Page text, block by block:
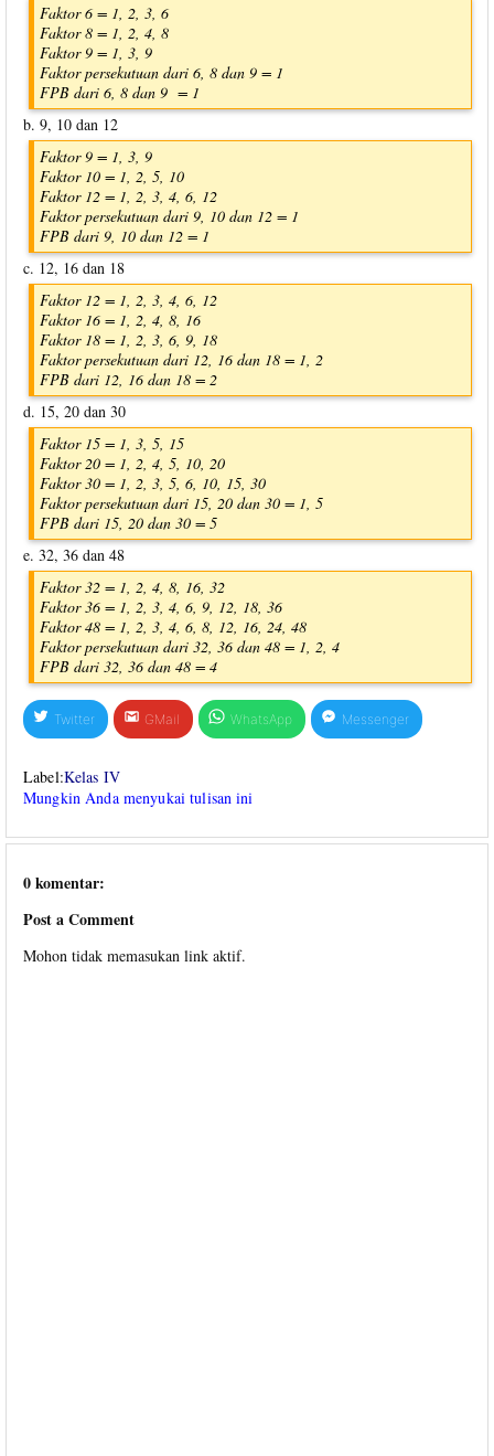
Faktor 6 = 1, 2, 3, 6
Faktor 8 = 1, 2, 4, 8
Faktor 9 = 1, 3, 9
Faktor persekutuan dari 6, 8 dan 9 = 1
FPB dari 6, 8 dan 9 = 1
b. 9, 10 dan 12
Faktor 9 = 1, 3, 9
Faktor 10 = 1, 2, 5, 10
Faktor 12 = 1, 2, 3, 4, 6, 12
Faktor persekutuan dari 9, 10 dan 12 = 1
FPB dari 9, 10 dan 12 = 1
c. 12, 16 dan 18
Faktor 12 = 1, 2, 3, 4, 6, 12
Faktor 16 = 1, 2, 4, 8, 16
Faktor 18 = 1, 2, 3, 6, 9, 18
Faktor persekutuan dari 12, 16 dan 18 = 1, 2
FPB dari 12, 16 dan 18 = 2
d. 15, 20 dan 30
Faktor 15 = 1, 3, 5, 15
Faktor 20 = 1, 2, 4, 5, 10, 20
Faktor 30 = 1, 2, 3, 5, 6, 10, 15, 30
Faktor persekutuan dari 15, 20 dan 30 = 1, 5
FPB dari 15, 20 dan 30 = 5
e. 32, 36 dan 48
Faktor 32 = 1, 2, 4, 8, 16, 32
Faktor 36 = 1, 2, 3, 4, 6, 9, 12, 18, 36
Faktor 48 = 1, 2, 3, 4, 6, 8, 12, 16, 24, 48
Faktor persekutuan dari 32, 36 dan 48 = 1, 2, 4
FPB dari 32, 36 dan 48 = 4
Twitter GMail WhatsApp Messenger
Label:Kelas IV
Mungkin Anda menyukai tulisan ini
0 komentar:
Post a Comment
Mohon tidak memasukan link aktif.